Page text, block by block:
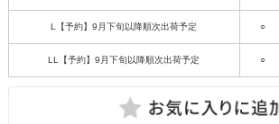
L【予約】9月下旬以降順次出荷予定 ○
LL【予約】9月下旬以降順次出荷予定 ○